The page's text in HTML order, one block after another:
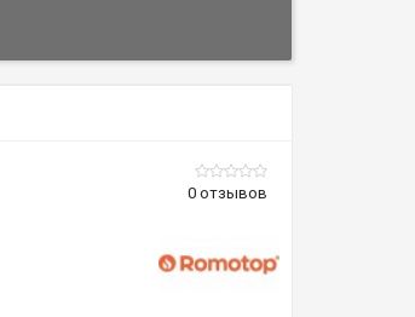
0 отзывов